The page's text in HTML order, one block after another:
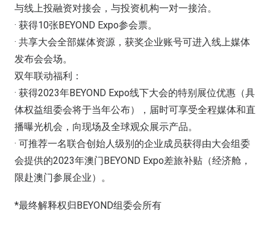
与线上投融资对接会，与投资机构一对一接洽。
· 获得10张BEYOND Expo参会票。
· 共享大会全部媒体资源，获奖企业账号可进入线上媒体
发布会会场。
双年联动福利：
· 获得2023年BEYOND Expo线下大会的特别展位优惠（具
体权益组委会将于当年公布），届时可享受全程媒体和直
播曝光机会，向现场及全球观众展示产品。
· 可推荐一名联合创始人级别的企业成员获得由大会组委
会提供的2023年澳门BEYOND Expo差旅补贴（经济舱，
限赴澳门参展企业）。
*最终解释权归BEYOND组委会所有